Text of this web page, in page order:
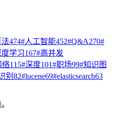
474#人工智能452#Q&A270#
学习167#高并发
络115#深度101#职场99#知识图
别 82#lucene69#elasticsearch63